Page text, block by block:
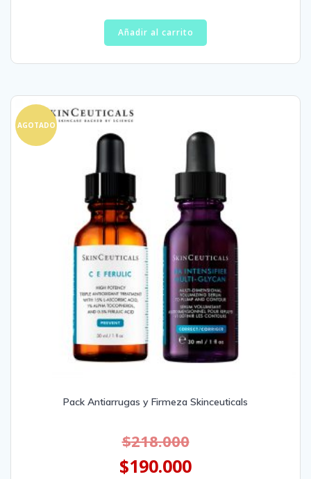
Añadir al carrito
AGOTADO
Pack Antiarrugas y Firmeza Skinceuticals
$218.000
$190.000